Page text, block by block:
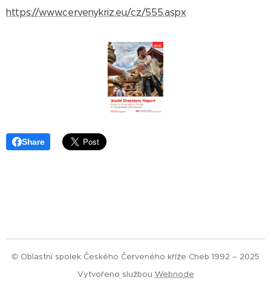
https://www.cervenykriz.eu/cz/555.aspx
Share
© Oblastní spolek Českého Červeného kříže Cheb 1992 – 2025
Vytvořeno službou Webnode